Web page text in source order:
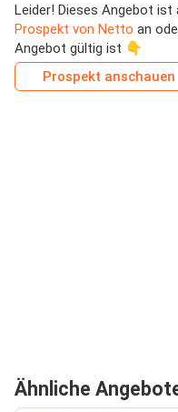
Leider! Dieses Angebot ist
Prospekt von Netto an
Angebot gültig ist 👇
Prospekt anschauen
Ähnliche